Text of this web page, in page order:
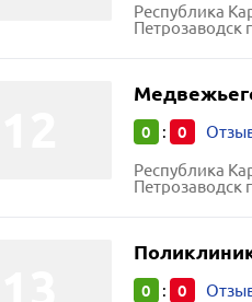
Республика
Петрозаводск
0 : 0
Республика
Петрозаводск
0 : 0